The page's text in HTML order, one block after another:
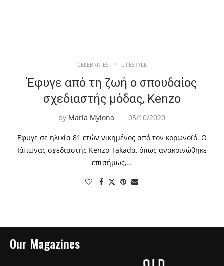
CELEBRITIES LIFESTYLE
Έφυγε από τη ζωή ο σπουδαίος
σχεδιαστής μόδας, Kenzo
by Maria Mylona 05/10/2020
Έφυγε σε ηλικία 81 ετών νικημένος από τον κορωνοϊό. Ο
Ιάπωνας σχεδιαστής Kenzo Takadα, όπως ανακοινώθηκε
επισήμως,…
Our Magazines